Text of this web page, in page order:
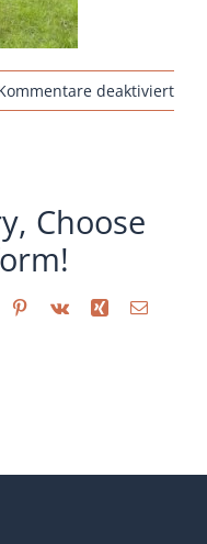
deaktiviertfür
Choose
Pinterest
Vk Xing E-